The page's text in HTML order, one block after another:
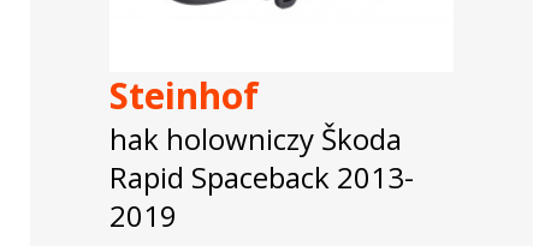
Steinhof
hak holowniczy Škoda
Rapid Spaceback 2013-
2019